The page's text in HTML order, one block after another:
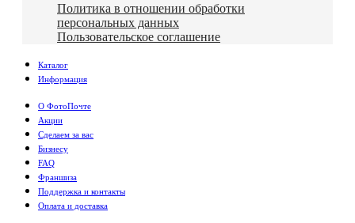
Политика в отношении обработки
персональных данных
Пользовательское соглашение
Каталог
Информация
О ФотоПочте
Акции
Сделаем за вас
Бизнесу
FAQ
Франшиза
Поддержка и контакты
Оплата и доставка